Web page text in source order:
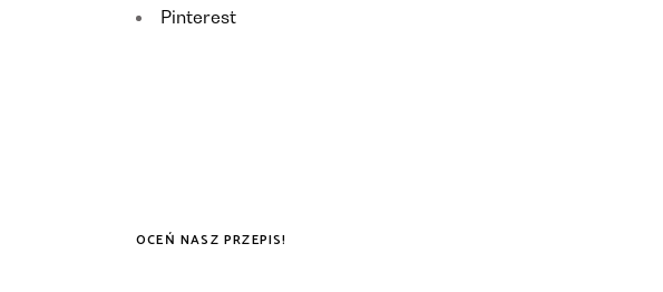
Pinterest
OCEŃ NASZ PRZEPIS!